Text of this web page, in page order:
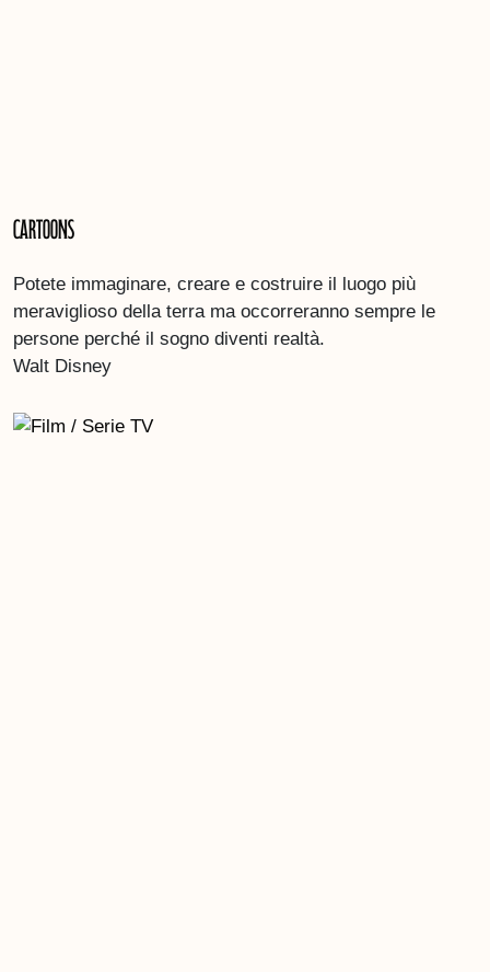
Cartoons
Potete immaginare, creare e costruire il luogo più
meraviglioso della terra ma occorreranno sempre le
persone perché il sogno diventi realtà.
Walt Disney